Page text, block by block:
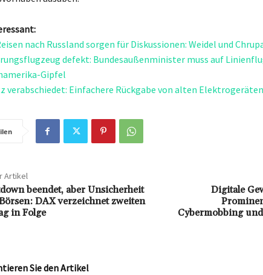
nach Russland sorgen für Diskussionen: Weidel und
defekt: Bundesaußenminister muss auf
Gipfel
verabschiedet: Einfachere Rückgabe von alten
Artikel
beendet, aber Unsicherheit
DAX verzeichnet zweiten
in Folge
Digitale
Cybermobbing
Sie den Artikel